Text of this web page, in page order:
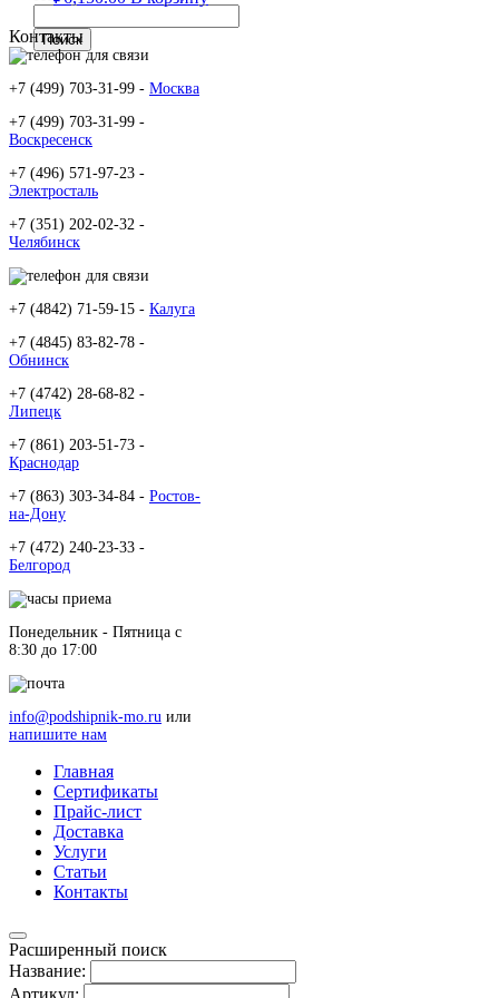
Контакты
+7 (499) 703-31-99 - Москва
+7 (499) 703-31-99 -
Воскресенск
+7 (496) 571-97-23 -
Электросталь
+7 (351) 202-02-32 -
Челябинск
+7 (4842) 71-59-15 - Калуга
+7 (4845) 83-82-78 -
Обнинск
+7 (4742) 28-68-82 -
Липецк
+7 (861) 203-51-73 -
Краснодар
+7 (863) 303-34-84 - Ростов-
на-Дону
+7 (472) 240-23-33 -
Белгород
Понедельник - Пятница c
8:30 до 17:00
info@podshipnik-mo.ru или
напишите нам
Главная
Сертификаты
Прайс-лист
Доставка
Услуги
Статьи
Контакты
Расширенный поиск
Название:
Артикул: